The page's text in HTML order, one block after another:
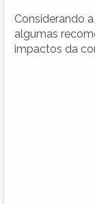
Considerando
algumas
impactos da